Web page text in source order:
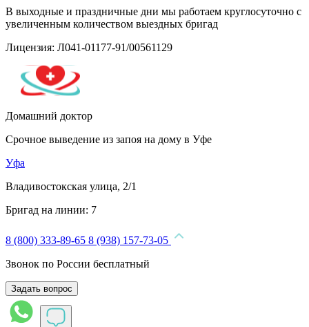
В выходные и праздничные дни мы работаем круглосуточно с
увеличенным количеством выездных бригад
Лицензия: Л041-01177-91/00561129
Домашний доктор
Срочное выведение из запоя на дому в Уфе
Уфа
Владивостокская улица, 2/1
Бригад на линии: 7
8 (800) 333-89-65 8 (938) 157-73-05
Звонок по России бесплатный
Задать вопрос